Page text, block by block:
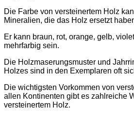
Die Farbe von versteinertem Holz
Mineralien, die das Holz ersetzt
Er kann braun, rot, orange, gelb,
mehrfarbig sein.
Die Holzmaserungsmuster und
Holzes sind in den Exemplaren oft
Die wichtigsten Vorkommen von
allen Kontinenten gibt es zahlreiche
versteinertem Holz.